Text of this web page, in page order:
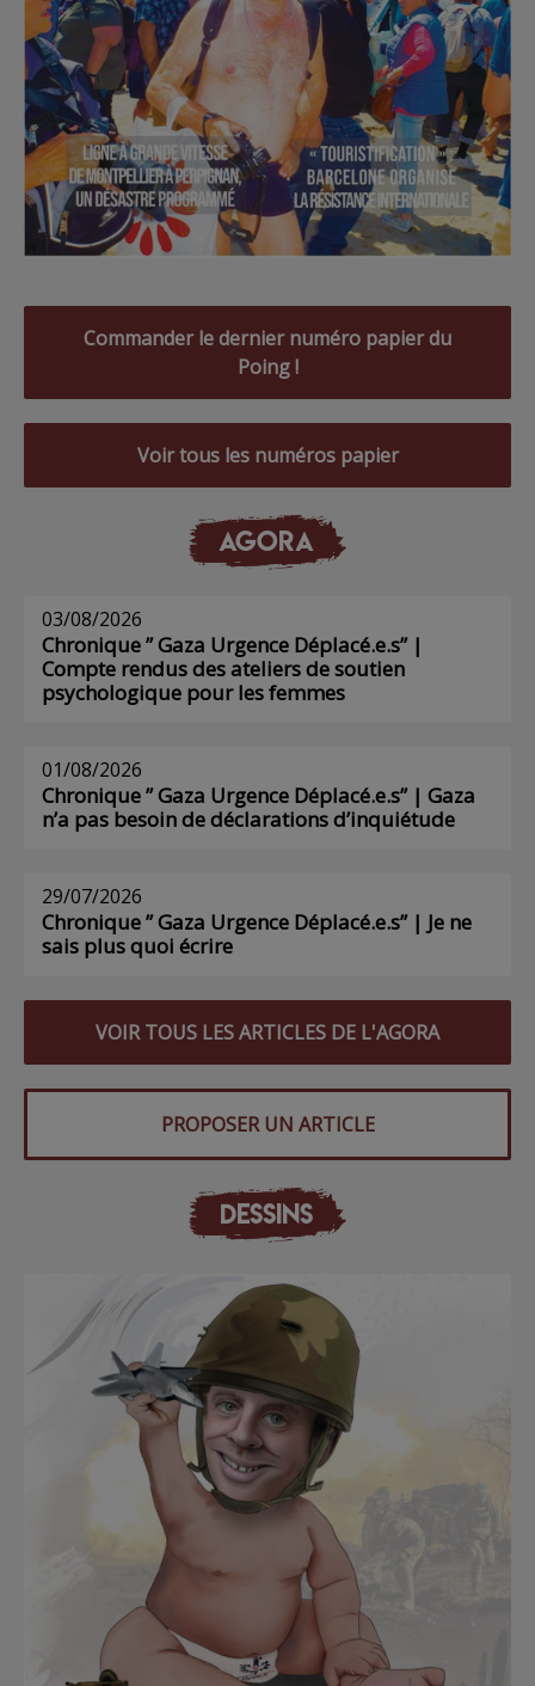
Commander le dernier numéro papier du
Poing !
Voir tous les numéros papier
AGORA
03/08/2026
Chronique ” Gaza Urgence Déplacé.e.s” |
Compte rendus des ateliers de soutien
psychologique pour les femmes
01/08/2026
Chronique ” Gaza Urgence Déplacé.e.s” | Gaza
n’a pas besoin de déclarations d’inquiétude
29/07/2026
Chronique ” Gaza Urgence Déplacé.e.s” | Je ne
sais plus quoi écrire
VOIR TOUS LES ARTICLES DE L'AGORA
PROPOSER UN ARTICLE
DESSINS